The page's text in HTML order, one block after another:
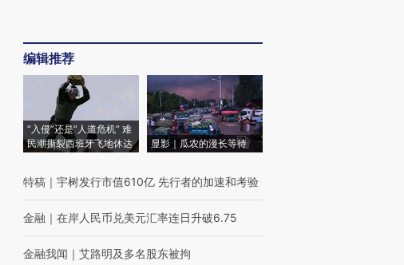
编辑推荐
“入侵”还是“人道危机” 难
民潮撕裂西班牙飞地休达
显影｜瓜农的漫长等待
特稿 ｜ 宇树发行市值610亿 先行者的加速和考验
金融 ｜ 在岸人民币兑美元汇率连日升破6.75
金融我闻 ｜ 艾路明及多名股东被拘